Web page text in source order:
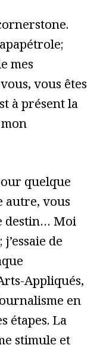
mes
vous êtes
à présent la
quelque
autre, vous
destin… Moi
de
Appliqués,
en
étapes. La
stimule et